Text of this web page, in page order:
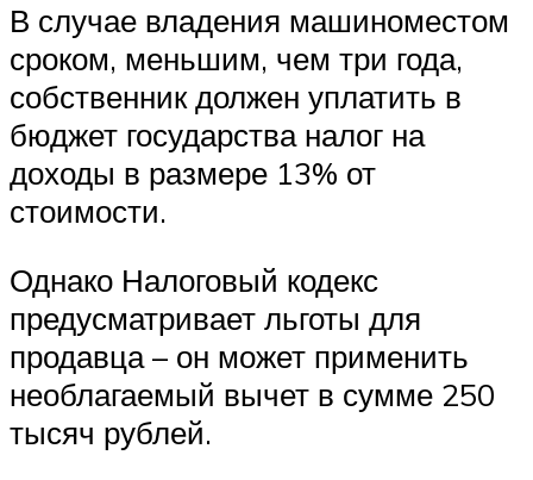
В случае владения машиноместом
сроком, меньшим, чем три года,
собственник должен уплатить в
бюджет государства налог на
доходы в размере 13% от
стоимости.
Однако Налоговый кодекс
предусматривает льготы для
продавца – он может применить
необлагаемый вычет в сумме 250
тысяч рублей.